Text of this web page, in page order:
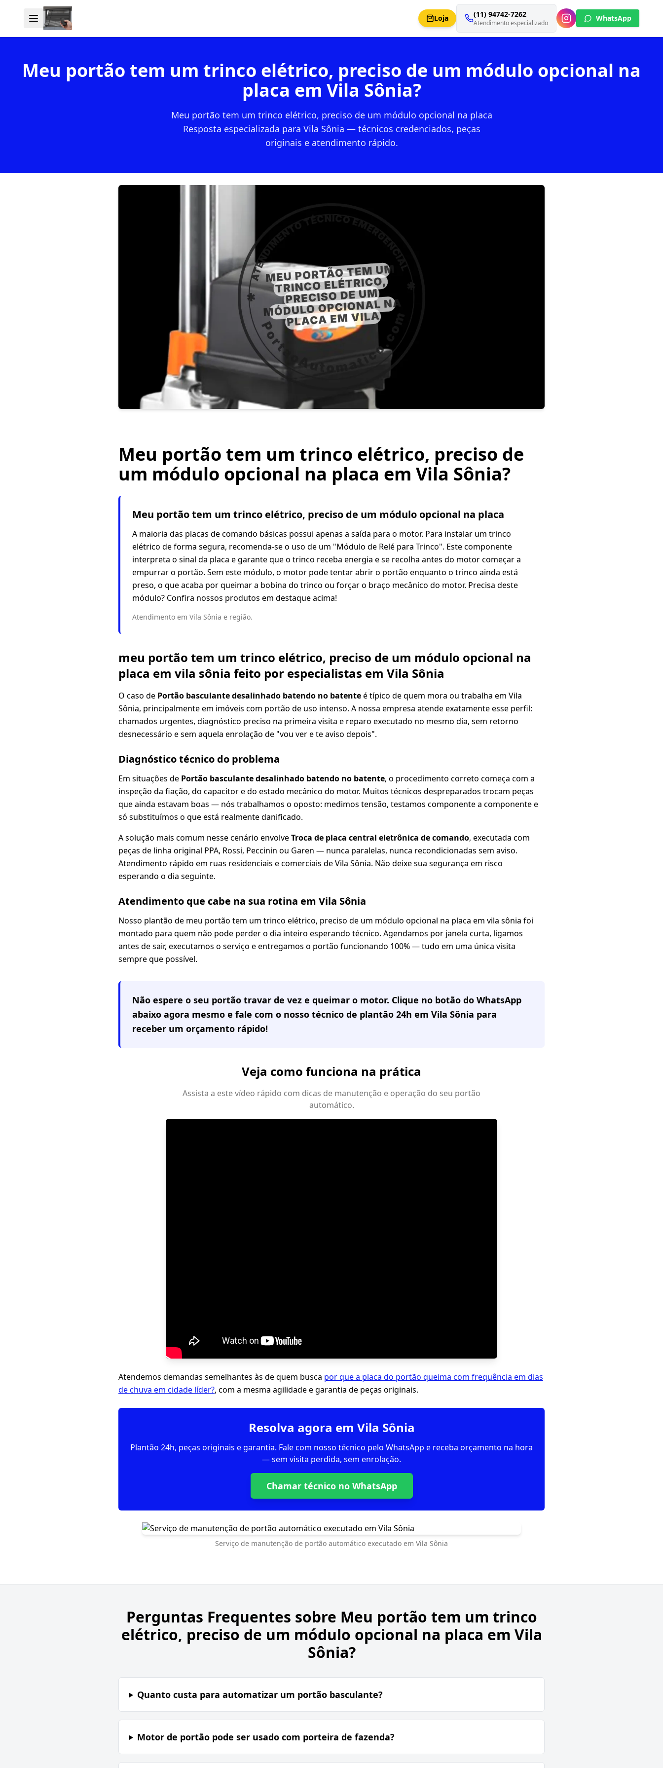
Loja (11) 94742-7262
Atendimento especializado
WhatsApp
Meu portão tem um trinco elétrico, preciso de um módulo opcional na
placa em Vila Sônia?
Meu portão tem um trinco elétrico, preciso de um módulo opcional na placa
Resposta especializada para Vila Sônia — técnicos credenciados, peças
originais e atendimento rápido.
Meu portão tem um trinco elétrico, preciso de
um módulo opcional na placa em Vila Sônia?
Meu portão tem um trinco elétrico, preciso de um módulo opcional na placa
A maioria das placas de comando básicas possui apenas a saída para o motor. Para instalar um trinco
elétrico de forma segura, recomenda-se o uso de um "Módulo de Relé para Trinco". Este componente
interpreta o sinal da placa e garante que o trinco receba energia e se recolha antes do motor começar a
empurrar o portão. Sem este módulo, o motor pode tentar abrir o portão enquanto o trinco ainda está
preso, o que acaba por queimar a bobina do trinco ou forçar o braço mecânico do motor. Precisa deste
módulo? Confira nossos produtos em destaque acima!
Atendimento em Vila Sônia e região.
meu portão tem um trinco elétrico, preciso de um módulo opcional na
placa em vila sônia feito por especialistas em Vila Sônia
O caso de Portão basculante desalinhado batendo no batenteé típico de quem mora ou trabalha em Vila
Sônia, principalmente em imóveis com portão de uso intenso. A nossa empresa atende exatamente esse perfil:
chamados urgentes, diagnóstico preciso na primeira visita e reparo executado no mesmo dia, sem retorno
desnecessário e sem aquela enrolação de "vou ver e te aviso depois".
Diagnóstico técnico do problema
Em situações de Portão basculante desalinhado batendo no batente, o procedimento correto começa com a
inspeção da fiação, do capacitor e do estado mecânico do motor. Muitos técnicos despreparados trocam peças
que ainda estavam boas — nós trabalhamos o oposto: medimos tensão, testamos componente a componente e
só substituímos o que está realmente danificado.
A solução mais comum nesse cenário envolveTroca de placa central eletrônica de comando, executada com
peças de linha original PPA, Rossi, Peccinin ou Garen — nunca paralelas, nunca recondicionadas sem aviso.
Atendimento rápido em ruas residenciais e comerciais de Vila Sônia. Não deixe sua segurança em risco
esperando o dia seguinte.
Atendimento que cabe na sua rotina em Vila Sônia
Nosso plantão de meu portão tem um trinco elétrico, preciso de um módulo opcional na placa em vila sônia foi
montado para quem não pode perder o dia inteiro esperando técnico. Agendamos por janela curta, ligamos
antes de sair, executamos o serviço e entregamos o portão funcionando 100% — tudo em uma única visita
sempre que possível.
Não espere o seu portão travar de vez e queimar o motor. Clique no botão do WhatsApp
abaixo agora mesmo e fale com o nosso técnico de plantão 24h em Vila Sônia para
receber um orçamento rápido!
Veja como funciona na prática
Assista a este vídeo rápido com dicas de manutenção e operação do seu portão
automático.
Atendemos demandas semelhantes às de quem busca por que a placa do portão queima com frequência em dias
de chuva em cidade líder?, com a mesma agilidade e garantia de peças originais.
Resolva agora em Vila Sônia
Plantão 24h, peças originais e garantia. Fale com nosso técnico pelo WhatsApp e receba orçamento na hora
— sem visita perdida, sem enrolação.
Chamar técnico no WhatsApp
Serviço de manutenção de portão automático executado em Vila Sônia
Perguntas Frequentes sobre Meu portão tem um trinco
elétrico, preciso de um módulo opcional na placa em Vila
Sônia?
Quanto custa para automatizar um portão basculante?
Motor de portão pode ser usado com porteira de fazenda?